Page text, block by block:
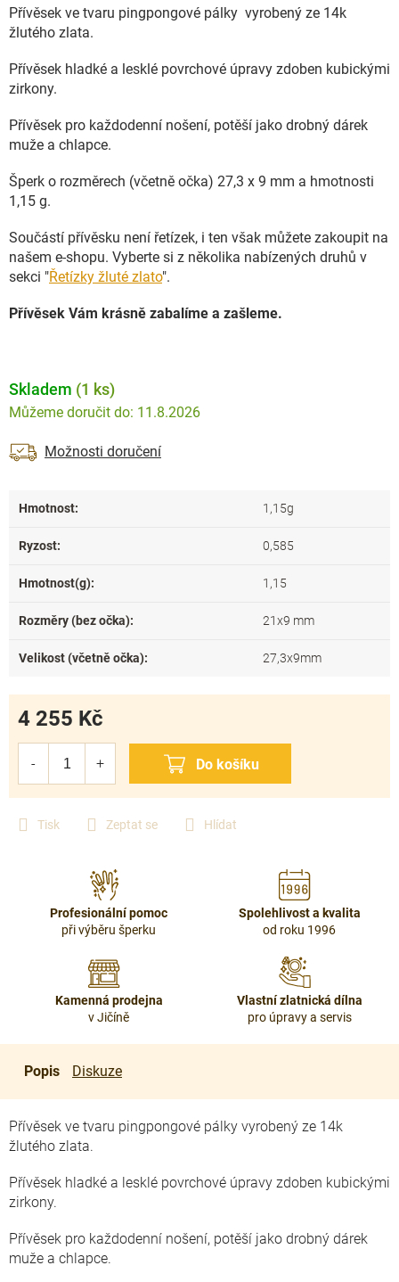
Přívěsek ve tvaru pingpongové pálky vyrobený ze 14k
žlutého zlata.
Přívěsek hladké a lesklé povrchové úpravy zdoben kubickými
zirkony.
Přívěsek pro každodenní nošení, potěší jako drobný dárek
muže a chlapce.
Šperk o rozměrech (včetně očka) 27,3 x 9 mm a hmotnosti
1,15 g.
Součástí přívěsku není řetízek, i ten však můžete zakoupit na
našem e-shopu. Vyberte si z několika nabízených druhů v
sekci "Řetízky žluté zlato".
Přívěsek Vám krásně zabalíme a zašleme.
Tisk Zeptat se Hlídat
Skladem (1 ks)
11.8.2026
Možnosti doručení
4 255 Kč
Hmotnost: 1,15g
Ryzost: 0,585
Hmotnost(g): 1,15
Rozměry (bez očka): 21x9 mm
Velikost (včetně očka): 27,3x9mm
Profesionální pomoc
při výběru šperku
Spolehlivost a kvalita
od roku 1996
Kamenná prodejna
v Jičíně
Vlastní zlatnická dílna
pro úpravy a servis
Popis Diskuze
Přívěsek ve tvaru pingpongové pálky vyrobený ze 14k
žlutého zlata.
Přívěsek hladké a lesklé povrchové úpravy zdoben kubickými
zirkony.
Přívěsek pro každodenní nošení, potěší jako drobný dárek
muže a chlapce.